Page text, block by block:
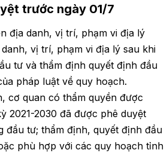
trước ngày 01/7
địa danh, vị trí, phạm vi địa lý
vị trí, phạm vi địa lý sau khi
tư và thẩm định quyết định đầu
pháp luật về quy hoạch.
cơ quan có thẩm quyền được
2021-2030 đã được phê duyệt
đầu tư; thẩm định, quyết định đầu
phù hợp với các quy hoạch tỉnh